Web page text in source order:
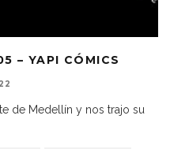
– YAPI CÓMICS
de Medellín y nos trajo su